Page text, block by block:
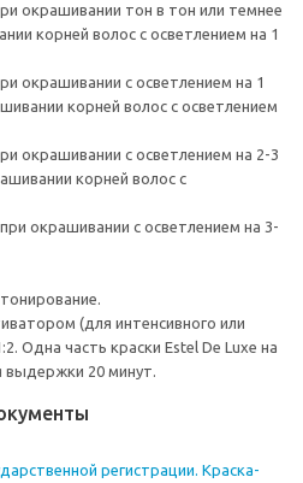
окрашивании тон в тон или темнее
корней волос с осветлением на 1
окрашивании с осветлением на 1
корней волос с осветлением
окрашивании с осветлением на 2-3
корней волос с
окрашивании с осветлением на 3-
(для интенсивного или
Одна часть краски Estel De Luxe на
выдержки 20 минут.
регистрации. Краска-